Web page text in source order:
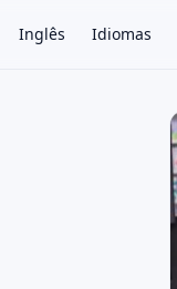
Inglês Idiomas